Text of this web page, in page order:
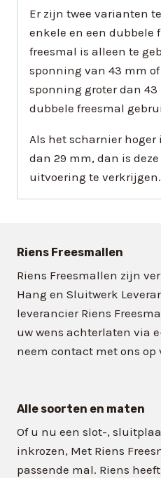
Er zijn twee varianten
enkele en een dubbele
freesmal is alleen te
sponning van 43 mm
sponning groter dan 43
dubbele freesmal
Als het scharnier hoger
dan 29 mm, dan is
uitvoering te verkrijgen.
Riens Freesmallen
Riens Freesmallen zijn
Hang en Sluitwerk
leverancier Riens
uw wens achterlaten via
neem contact met ons
Alle soorten en maten
Of u nu een slot-,
inkrozen, Met Riens
passende mal. Riens